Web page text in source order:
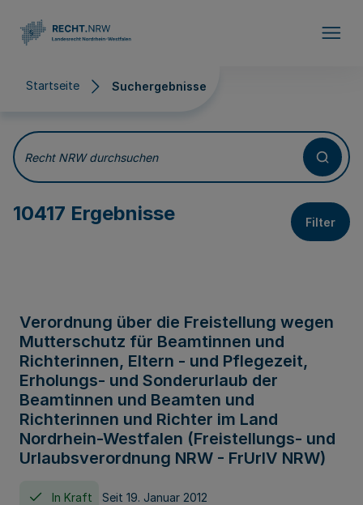
Startseite Suchergebnisse
Suchergebnisse
Recht NRW durchsuchen
10417 Ergebnisse Filter
Verordnung über die Freistellung wegen
Mutterschutz für Beamtinnen und
Richterinnen, Eltern - und Pflegezeit,
Erholungs- und Sonderurlaub der
Beamtinnen und Beamten und
Richterinnen und Richter im Land
Nordrhein-Westfalen (Freistellungs- und
Urlaubsverordnung NRW - FrUrlV NRW)
In Kraft Seit 19. Januar 2012